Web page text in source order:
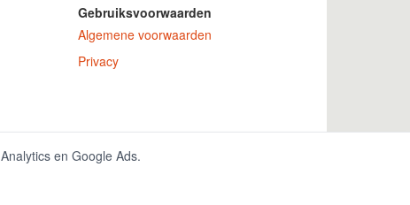
Gebruiksvoorwaarden
Algemene voorwaarden
Privacy
en Google Ads.